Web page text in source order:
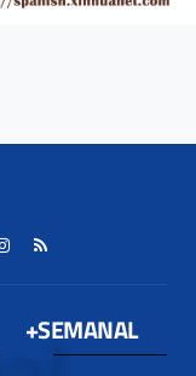
+SEMANAL